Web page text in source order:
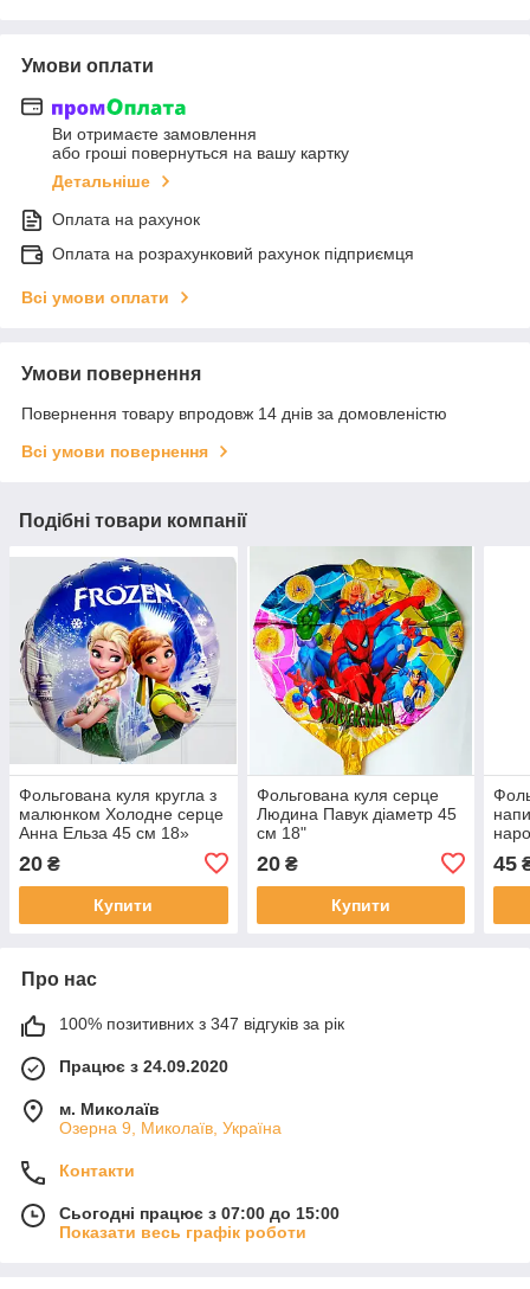
Умови оплати
Ви отримаєте замовлення
або гроші повернуться на вашу картку
Детальніше
Оплата на рахунок
Оплата на розрахунковий рахунок підприємця
Всі умови оплати
Умови повернення
Повернення товару впродовж 14 днів за домовленістю
Всі умови повернення
Подібні товари компанії
Фольгована куля кругла з
малюнком Холодне серце
Анна Ельза 45 см 18»
20 ₴
Купити
Фольгована куля серце
Людина Павук діаметр 45
см 18"
20₴
Купити
45
Про нас
100% позитивних з 347 відгуків за рік
Працює з 24.09.2020
м. Миколаїв
Озерна 9, Миколаїв, Україна
Контакти
Сьогодні працює з 07:00 до 15:00
Показати весь графік роботи